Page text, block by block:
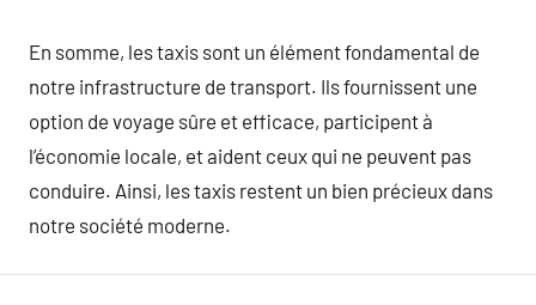
En somme, les taxis sont un élément fondamental de
notre infrastructure de transport. Ils fournissent une
option de voyage sûre et efficace, participent à
l’économie locale, et aident ceux qui ne peuvent pas
conduire. Ainsi, les taxis restent un bien précieux dans
notre société moderne.